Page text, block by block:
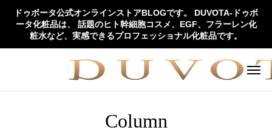
ドゥボータ公式オンラインストアBLOGです。 DUVOTA-ドゥボ
ータ化粧品は、 話題のヒト幹細胞コスメ、EGF、フラーレン化
粧水など、実感できるプロフェッショナル化粧品です。
Column